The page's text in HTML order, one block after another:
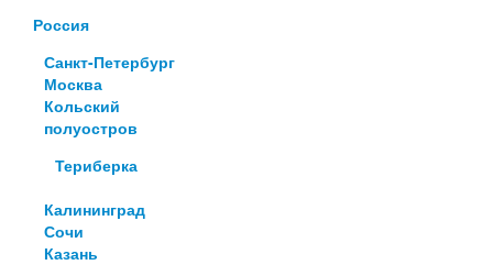
Россия
Санкт-Петербург
Москва
Кольский
полуостров
Териберка
Калининград
Сочи
Казань